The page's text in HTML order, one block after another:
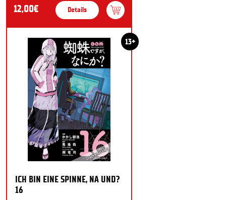
12,00€ Details
13+
ICH BIN EINE SPINNE, NA UND?
16